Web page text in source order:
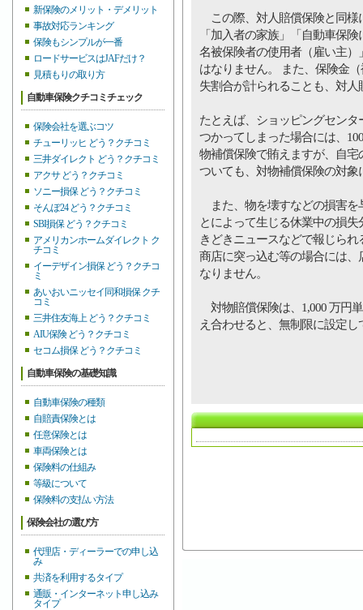
新保険のメリット・デメリット
事故対応ランキング
保険もシンプルが一番
ロードサービスはJAFだけ？
見積もりの取り方
自動車保険クチコミチェック
保険会社を選ぶコツ
チューリッヒ どう？クチコミ
三井ダイレクト どう？クチコミ
アクサ どう？クチコミ
ソニー損保 どう？クチコミ
そんぽ24 どう？クチコミ
SBI損保 どう？クチコミ
アメリカンホームダイレクト ク
チコミ
イーデザイン損保 どう？クチコ
ミ
あいおいニッセイ同和損保 クチ
コミ
三井住友海上 どう？クチコミ
AIU保険 どう？クチコミ
セコム損保 どう？クチコミ
自動車保険の基礎知識
自動車保険の種類
自賠責保険とは
任意保険とは
車両保険とは
保険料の仕組み
等級について
保険料の支払い方法
保険会社の選び方
代理店・ディーラーでの申し込
み
共済を利用するタイプ
通販・インターネット申し込み
タイプ
この際、対人賠償保険と同様
「加入者の家族」「自動車保
名被保険者の使用者（雇い主
はなりません。 また、保険金
失割合が計られることも、対
たとえば、ショッピングセン
つかってしまった場合には、
物補償保険で賄えますが、自
ついても、対物補償保険の対象
また、物を壊すなどの損害を
とによって生じる休業中の損
きどきニュースなどで報じら
商店に突っ込む等の場合には
なりません。
対物賠償保険は、1,000 万円
え合わせると、無制限に設定